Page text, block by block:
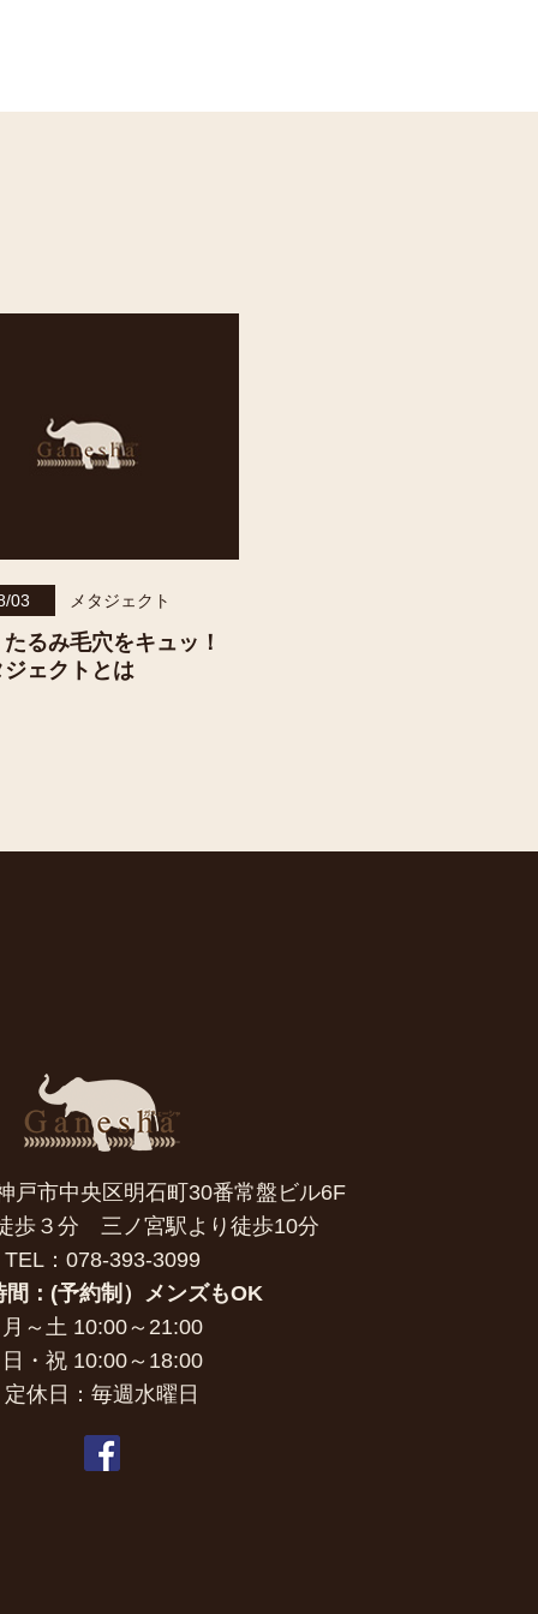
03 メタジェクト
たるみ毛穴をキュッ！
ェクトとは
市中央区明石町30番常盤ビル6F
歩３分 三ノ宮駅より徒歩10分
TEL：078-393-3099
間：(予約制）メンズもOK
月～土 10:00～21:00
日・祝 10:00～18:00
定休日：毎週水曜日